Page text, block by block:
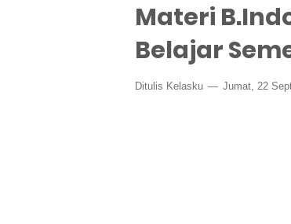
Materi
Belajar
Ditulis Kelasku Jumat, 22